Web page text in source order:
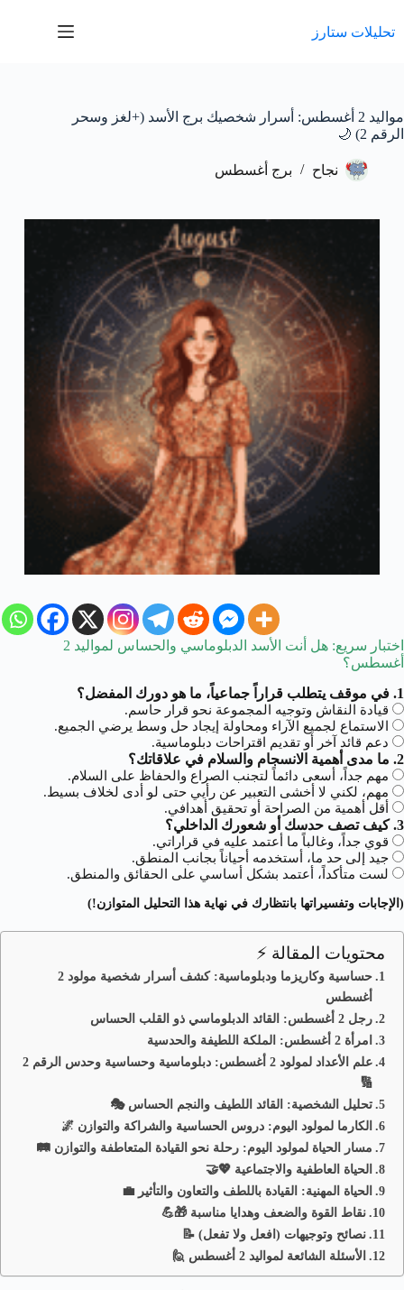
المحتوى
تحليلات ستارز
مواليد 2 أغسطس: أسرار شخصيك برج الأسد (+لغز وسحر
الرقم 2) 🌙
نجاح برج أغسطس
اختبار سريع: هل أنت الأسد الدبلوماسي والحساس لمواليد 2
أغسطس؟
1. في موقف يتطلب قراراً جماعياً، ما هو دورك المفضل؟
قيادة النقاش وتوجيه المجموعة نحو قرار حاسم.
الاستماع لجميع الآراء ومحاولة إيجاد حل وسط يرضي الجميع.
دعم قائد آخر أو تقديم اقتراحات دبلوماسية.
2. ما مدى أهمية الانسجام والسلام في علاقاتك؟
مهم جداً، أسعى دائماً لتجنب الصراع والحفاظ على السلام.
مهم، لكني لا أخشى التعبير عن رأيي حتى لو أدى لخلاف بسيط.
أقل أهمية من الصراحة أو تحقيق أهدافي.
3. كيف تصف حدسك أو شعورك الداخلي؟
قوي جداً، وغالباً ما أعتمد عليه في قراراتي.
جيد إلى حد ما، أستخدمه أحياناً بجانب المنطق.
لست متأكداً، أعتمد بشكل أساسي على الحقائق والمنطق.
(الإجابات وتفسيراتها بانتظارك في نهاية هذا التحليل المتوازن!)
محتويات المقالة ⚡
حساسية وكاريزما ودبلوماسية: كشف أسرار شخصية مولود 2
أغسطس
رجل 2 أغسطس: القائد الدبلوماسي ذو القلب الحساس
امرأة 2 أغسطس: الملكة اللطيفة والحدسية
علم الأعداد لمولود 2 أغسطس: دبلوماسية وحساسية وحدس الرقم 2
🔢
تحليل الشخصية: القائد اللطيف والنجم الحساس 🎭
الكارما لمولود اليوم: دروس الحساسية والشراكة والتوازن 🌌
مسار الحياة لمولود اليوم: رحلة نحو القيادة المتعاطفة والتوازن 🛤️
الحياة العاطفية والاجتماعية 💖🤝
الحياة المهنية: القيادة باللطف والتعاون والتأثير 💼
نقاط القوة والضعف وهدايا مناسبة 🎁💪
نصائح وتوجيهات (افعل ولا تفعل) 📝
الأسئلة الشائعة لمواليد 2 أغسطس 🙋